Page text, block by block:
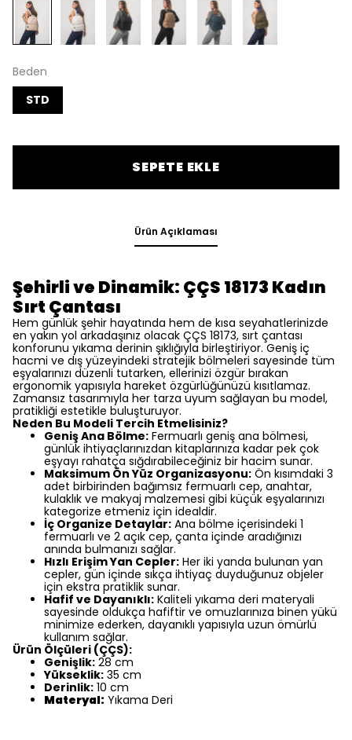
Beden
STD
SEPETE EKLE
Ürün Açıklaması
Şehirli ve Dinamik: ÇÇS 18173 Kadın
Sırt Çantası
Hem günlük şehir hayatında hem de kısa seyahatlerinizde
en yakın yol arkadaşınız olacak ÇÇS 18173, sırt çantası
konforunu yıkama derinin şıklığıyla birleştiriyor. Geniş iç
hacmi ve dış yüzeyindeki stratejik bölmeleri sayesinde tüm
eşyalarınızı düzenli tutarken, ellerinizi özgür bırakan
ergonomik yapısıyla hareket özgürlüğünüzü kısıtlamaz.
Zamansız tasarımıyla her tarza uyum sağlayan bu model,
pratikliği estetikle buluşturuyor.
Neden Bu Modeli Tercih Etmelisiniz?
Geniş Ana Bölme: Fermuarlı geniş ana bölmesi,
günlük ihtiyaçlarınızdan kitaplarınıza kadar pek çok
eşyayı rahatça sığdırabileceğiniz bir hacim sunar.
Maksimum Ön Yüz Organizasyonu: Ön kısımdaki 3
adet birbirinden bağımsız fermuarlı cep, anahtar,
kulaklık ve makyaj malzemesi gibi küçük eşyalarınızı
kategorize etmeniz için idealdir.
İç Organize Detaylar: Ana bölme içerisindeki 1
fermuarlı ve 2 açık cep, çanta içinde aradığınızı
anında bulmanızı sağlar.
Hızlı Erişim Yan Cepler: Her iki yanda bulunan yan
cepler, gün içinde sıkça ihtiyaç duyduğunuz objeler
için ekstra pratiklik sunar.
Hafif ve Dayanıklı: Kaliteli yıkama deri materyali
sayesinde oldukça hafiftir ve omuzlarınıza binen yükü
minimize ederken, dayanıklı yapısıyla uzun ömürlü
kullanım sağlar.
Ürün Ölçüleri (ÇÇS):
Genişlik: 28 cm
Yükseklik: 35 cm
Derinlik: 10 cm
Materyal: Yıkama Deri